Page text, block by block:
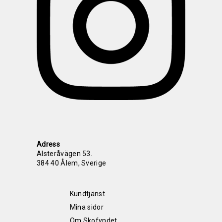
Adress
Alsteråvägen 53.
384 40 Ålem, Sverige
Kundtjänst
Mina sidor